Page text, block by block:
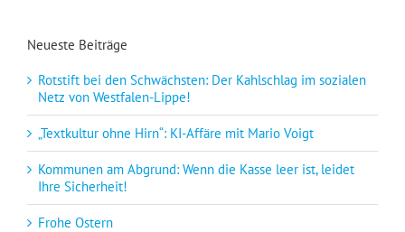
Neueste Beiträge
Rotstift bei den Schwächsten: Der Kahlschlag im sozialen
Netz von Westfalen-Lippe!
„Textkultur ohne Hirn“: KI-Affäre mit Mario Voigt
Kommunen am Abgrund: Wenn die Kasse leer ist, leidet
Ihre Sicherheit!
Frohe Ostern